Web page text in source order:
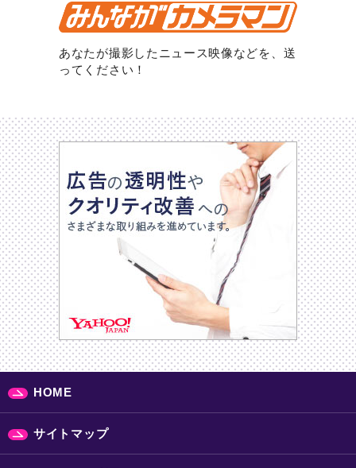
あなたが撮影したニュース映像などを、送
ってください！
HOME
サイトマップ